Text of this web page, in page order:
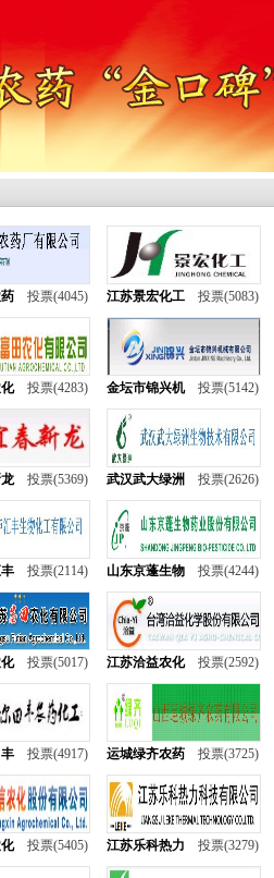
投票(4045) 江苏景宏化工 投票(5083)
投票(4283) 金坛市锦兴机 投票(5142)
投票(5369) 武汉武大绿洲 投票(2626)
投票(2114) 山东京蓬生物 投票(4244)
投票(5017) 江苏洽益农化 投票(2592)
投票(4917) 运城绿齐农药 投票(3725)
投票(5405) 江苏乐科热力 投票(3279)